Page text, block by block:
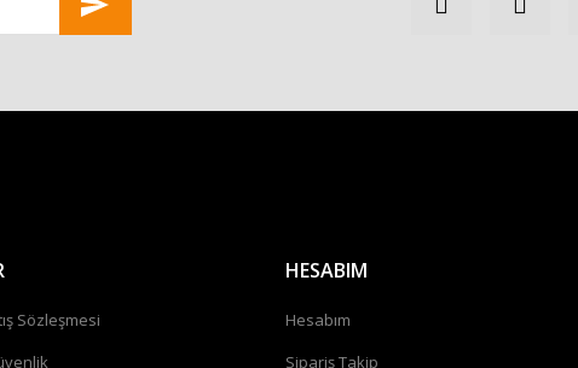
Sözleşmesi
HESABIM
Hesabım
Sipariş Takip